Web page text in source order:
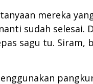
mereka
sudah
sagu tu. Siram,